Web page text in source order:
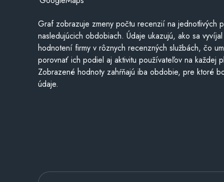
Graf zobrazuje zmeny počtu recenzií na jednotlivých
nasledujúcich obdobiach. Údaje ukazujú, ako sa
hodnotení firmy v rôznych recenzných službách, čo
porovnať ich podiel aj aktivitu používateľov na každej
Zobrazené hodnoty zahŕňajú iba obdobie, pre ktoré
údaje.